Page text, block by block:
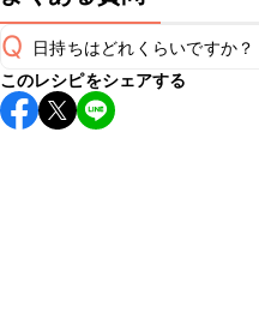
Q 日持ちはどれくらいですか？
こちらのレシピは出来たてを
すすめします。
このレシピをシェアする